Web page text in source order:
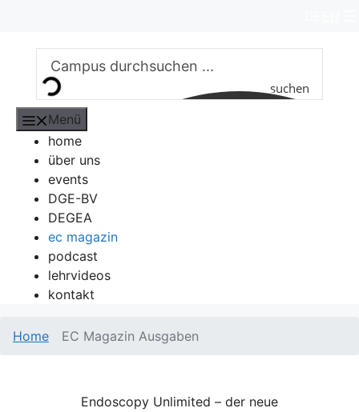
springen
suchen
Menü
home
über uns
events
DGE-BV
DEGEA
ec magazin
podcast
lehrvideos
kontakt
Home EC Magazin Ausgaben
Endoscopy Unlimited – der neue